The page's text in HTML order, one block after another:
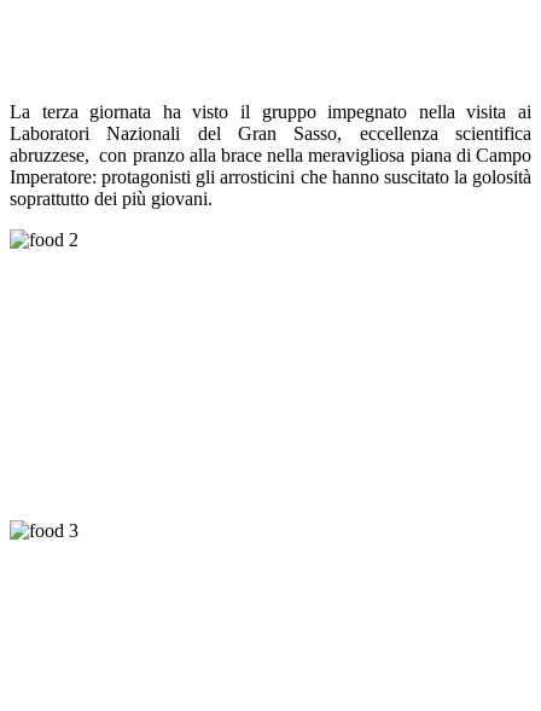
La terza giornata ha visto il gruppo impegnato nella visita ai
Laboratori Nazionali del Gran Sasso, eccellenza scientifica
abruzzese, con pranzo alla brace nella meravigliosa piana di Campo
Imperatore: protagonisti gli arrosticini che hanno suscitato la golosità
soprattutto dei più giovani.